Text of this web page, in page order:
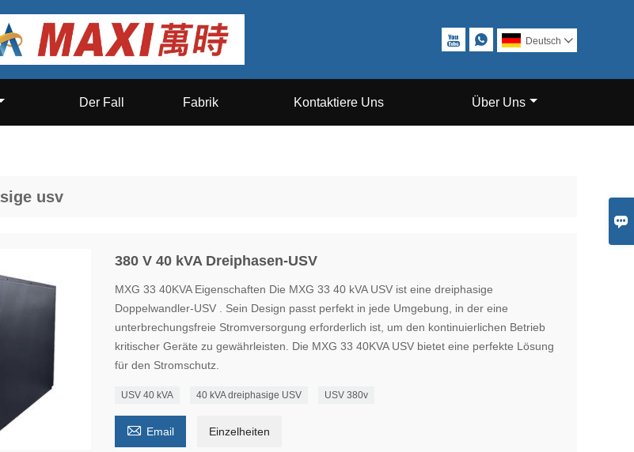

  Deutsch 
Der Fall Fabrik Kontaktiere Uns Über Uns
usv
380 V 40 kVA Dreiphasen-USV
MXG 33 40KVA Eigenschaften Die MXG 33 40 kVA USV ist eine dreiphasige
Doppelwandler-USV . Sein Design passt perfekt in jede Umgebung, in der eine
unterbrechungsfreie Stromversorgung erforderlich ist, um den kontinuierlichen Betrieb
kritischer Geräte zu gewährleisten. Die MXG 33 40KVA USV bietet eine perfekte Lösung
für den Stromschutz.
USV 40 kVA 40 kVA dreiphasige USV USV 380v
 Email Einzelheiten